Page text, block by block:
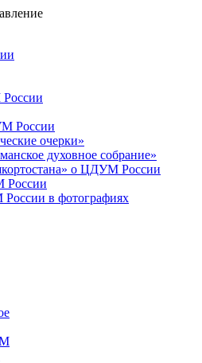
России
очерки»
духовное собрание»
о ЦДУМ России
в фотографиях